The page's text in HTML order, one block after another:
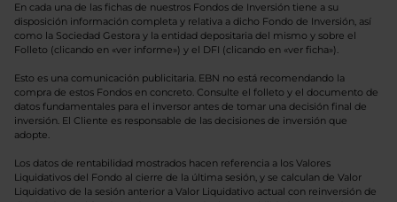
En cada una de las fichas de nuestros Fondos de Inversión tiene a su
disposición información completa y relativa a dicho Fondo de Inversión, así
como la Sociedad Gestora y la entidad depositaria del mismo y sobre el
Folleto (clicando en «ver informe») y el DFI (clicando en «ver ficha»).
Esto es una comunicación publicitaria. EBN no está recomendando la
compra de estos Fondos en concreto. Consulte el folleto y el documento de
datos fundamentales para el inversor antes de tomar una decisión final de
inversión. El Cliente es responsable de las decisiones de inversión que
adopte.
Los datos de rentabilidad mostrados hacen referencia a los Valores
Liquidativos del Fondo al cierre de la última sesión, y se calculan de Valor
Liquidativo de la sesión anterior a Valor Liquidativo actual con reinversión de